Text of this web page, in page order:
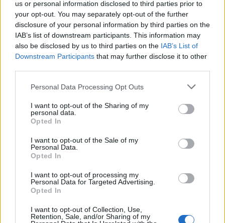
us or personal information disclosed to third parties prior to
your opt-out. You may separately opt-out of the further
disclosure of your personal information by third parties on the
IAB’s list of downstream participants. This information may
also be disclosed by us to third parties on the IAB’s List of
Downstream Participants that may further disclose it to other
Personal Data Processing Opt Outs
I want to opt-out of the Sharing of my
personal data.
Opted In
I want to opt-out of the Sale of my
Personal Data.
Opted In
I want to opt-out of processing my
Personal Data for Targeted Advertising.
Opted In
I want to opt-out of Collection, Use,
Retention, Sale, and/or Sharing of my
Εμπρησμός Ευρωπαϊκής γης ή εμπρησμός της
30/07/2026 08:59